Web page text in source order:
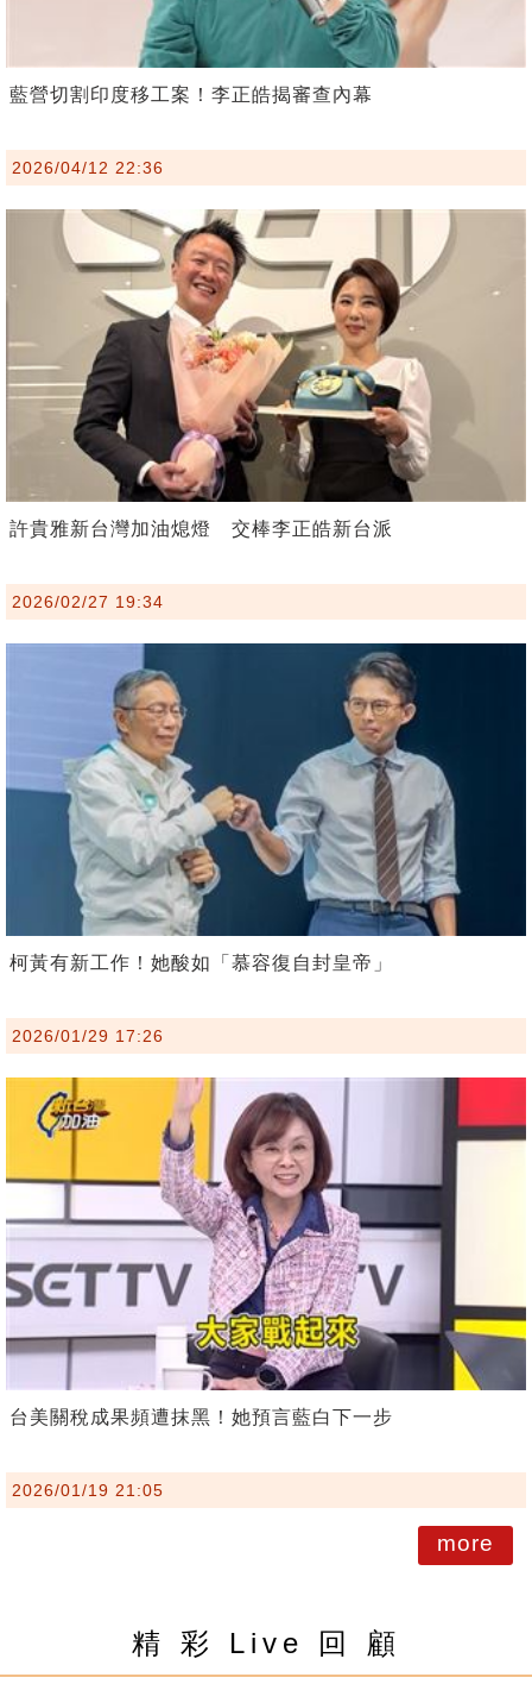
藍營切割印度移工案！李正皓揭審查內幕
2026/04/12 22:36
許貴雅新台灣加油熄燈 交棒李正皓新台派
2026/02/27 19:34
柯黃有新工作！她酸如「慕容復自封皇帝」
2026/01/29 17:26
台美關稅成果頻遭抹黑！她預言藍白下一步
2026/01/19 21:05
more
精 彩 Live 回 顧